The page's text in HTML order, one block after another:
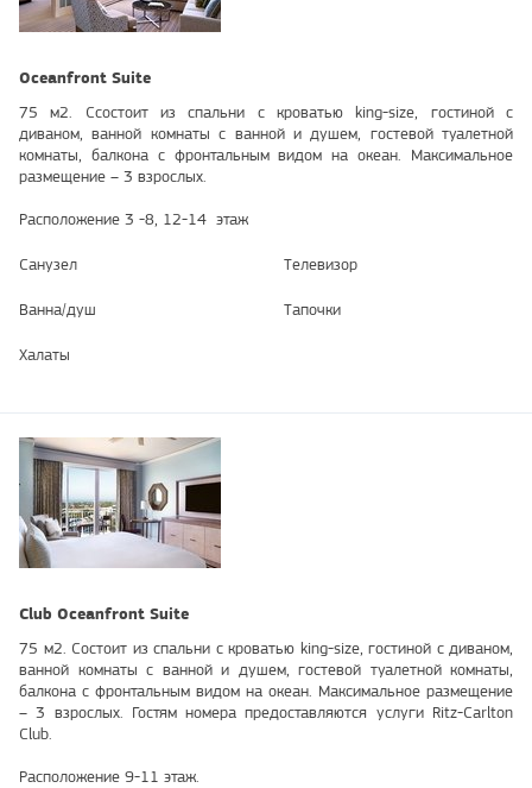
Oceanfront Suite
75 м2. Cсостоит из спальни с кроватью king-size, гостиной с
диваном, ванной комнаты с ванной и душем, гостевой туалетной
комнаты, балкона с фронтальным видом на океан. Максимальное
размещение – 3 взрослых.
Расположение 3 -8, 12-14 этаж
Санузел Телевизор
Ванна/душ Тапочки
Халаты
Club Oceanfront Suite
75 м2. Состоит из спальни с кроватью king-size, гостиной с диваном,
ванной комнаты с ванной и душем, гостевой туалетной комнаты,
балкона с фронтальным видом на океан. Максимальное размещение
– 3 взрослых. Гостям номера предоставляются услуги Ritz-Carlton
Club.
Расположение 9-11 этаж.